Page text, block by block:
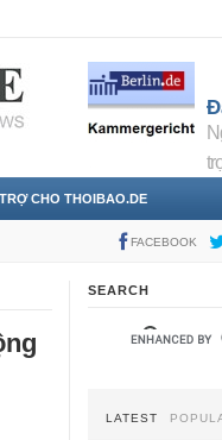
CHO THOIBAO.DE
FACEBOOK
SEARCH
LATEST